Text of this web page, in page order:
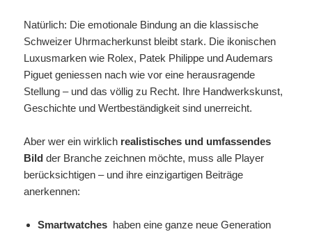
Natürlich: Die emotionale Bindung an die klassische
Schweizer Uhrmacherkunst bleibt stark. Die ikonischen
Luxusmarken wie Rolex, Patek Philippe und Audemars
Piguet geniessen nach wie vor eine herausragende
Stellung – und das völlig zu Recht. Ihre Handwerkskunst,
Geschichte und Wertbeständigkeit sind unerreicht.
Aber wer ein wirklich realistisches und umfassendes
Bild der Branche zeichnen möchte, muss alle Player
berücksichtigen – und ihre einzigartigen Beiträge
anerkennen:
Smartwatches haben eine ganze neue Generation